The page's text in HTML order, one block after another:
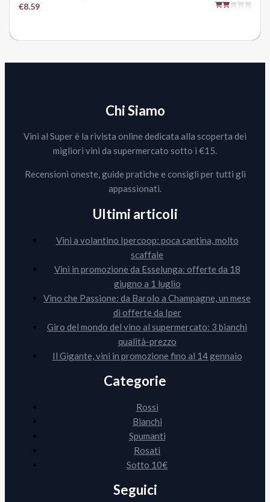
€8.59
Chi Siamo
Vini al Super è la rivista online dedicata alla scoperta dei
migliori vini da supermercato sotto i €15.
Recensioni oneste, guide pratiche e consigli per tutti gli
appassionati.
Ultimi articoli
Vini a volantino Ipercoop: poca cantina, molto
scaffale
Vini in promozione da Esselunga: offerte da 18
giugno a 1 luglio
Vino che Passione: da Barolo a Champagne, un mese
di offerte da Iper
Giro del mondo del vino al supermercato: 3 bianchi
qualità-prezzo
Il Gigante, vini in promozione fino al 14 gennaio
Categorie
Rossi
Bianchi
Spumanti
Rosati
Sotto 10€
Seguici